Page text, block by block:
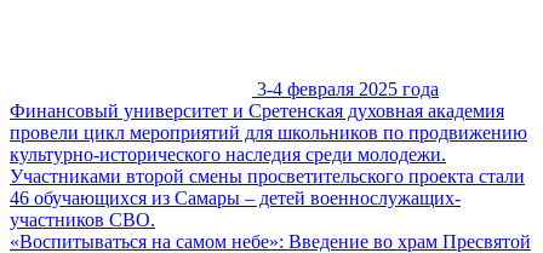
3-4 февраля 2025 года
Финансовый университет и Сретенская духовная академия
провели цикл мероприятий для школьников по продвижению
культурно-исторического наследия среди молодежи.
Участниками второй смены просветительского проекта стали
46 обучающихся из Самары – детей военнослужащих-
участников СВО.
«Воспитываться на самом небе»: Введение во храм Пресвятой